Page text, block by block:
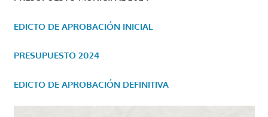
EDICTO DE APROBACIÓN INICIAL
PRESUPUESTO 2024
EDICTO DE APROBACIÓN DEFINITIVA